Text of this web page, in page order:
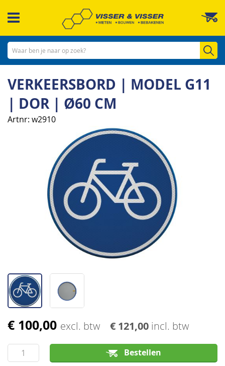
naar
inhoud
VERKEERSBORD | MODEL G11
| DOR | Ø60 CM
Artnr w2910
€ 100,00 excl. btw € 121,00 incl. btw
Bestellen
afbeeldingen-
Ga
het
begin